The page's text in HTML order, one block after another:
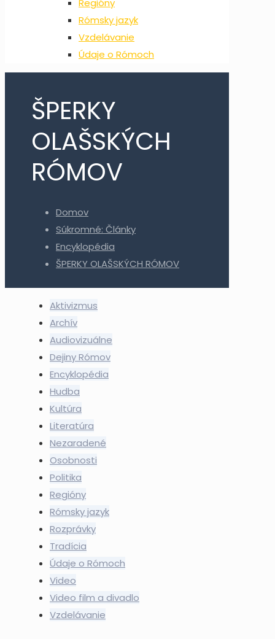
Regióny
Rómsky jazyk
Vzdelávanie
Údaje o Rómoch
ŠPERKY
OLAŠSKÝCH
RÓMOV
Domov
Súkromné: Články
Encyklopédia
ŠPERKY OLAŠSKÝCH RÓMOV
Aktivizmus
Archív
Audiovizuálne
Dejiny Rómov
Encyklopédia
Hudba
Kultúra
Literatúra
Nezaradené
Osobnosti
Politika
Regióny
Rómsky jazyk
Rozprávky
Tradícia
Údaje o Rómoch
Video
Video film a divadlo
Vzdelávanie